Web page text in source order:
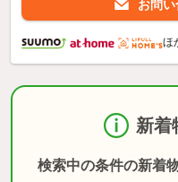
お問
ほ
新着
検索中の条件の新着